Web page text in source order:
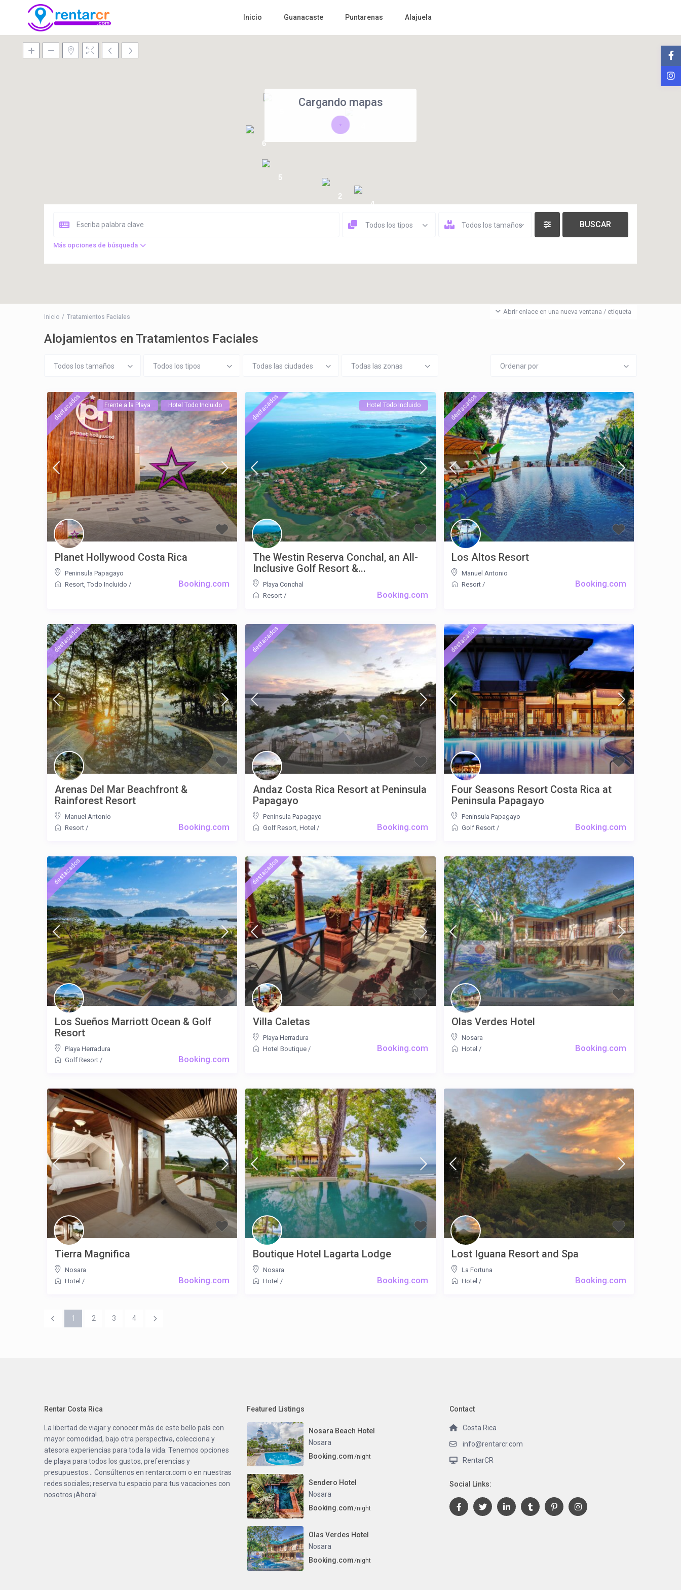
Inicio Guanacaste Puntarenas Alajuela
4
5
2
6
Cargando mapas
Abrir enlace en una nueva ventana / etiqueta
Todos los tipos Todos los tamaños
Más opciones de búsqueda
Inicio Tratamientos Faciales
Alojamientos en Tratamientos Faciales
Todos los tamaños Todos los tipos Todas las ciudades Todas las zonas Ordenar por
destacados Frente a la Playa Hotel Todo Incluido
Booking.com
Planet Hollywood Costa Rica
Peninsula Papagayo
Resort, Todo Incluido /
destacados Hotel Todo Incluido
Booking.com
The Westin Reserva Conchal, an All-
Inclusive Golf Resort &...
Playa Conchal
Resort /
destacados
Booking.com
Los Altos Resort
Manuel Antonio
Resort/
destacados
Booking.com
Arenas Del Mar Beachfront &
Rainforest Resort
Manuel Antonio
Resort/
destacados
Booking.com
Andaz Costa Rica Resort at Peninsula
Papagayo
Peninsula Papagayo
Golf Resort ,Hotel /
destacados
Booking.com
Four Seasons Resort Costa Rica at
Peninsula Papagayo
Peninsula Papagayo
Golf Resort/
destacados
Booking.com
Los Sueños Marriott Ocean & Golf
Resort
Playa Herradura
Golf Resort/
destacados
Booking.com
Villa Caletas
Playa Herradura
Hotel Boutique / Booking.com
Olas Verdes Hotel
Nosara
Hotel /
Booking.com
Tierra Magnifica
Nosara
Hotel / Booking.com
Boutique Hotel Lagarta Lodge
Nosara
Hotel / Booking.com
Lost Iguana Resort and Spa
La Fortuna
Hotel /
1 2 3 4
Rentar Costa Rica
La libertad de viajar y conocer más de este bello país con
mayor comodidad, bajo otra perspectiva, colecciona y
atesora experiencias para toda la vida. Tenemos opciones
de playa para todos los gustos, preferencias y
presupuestos… Consúltenos en rentarcr.com o en nuestras
redes sociales; reserva tu espacio para tus vacaciones con
nosotros ¡Ahora!
Featured Listings
Nosara Beach Hotel
Nosara
Booking.com/night
Sendero Hotel
Nosara
Booking.com/night
Olas Verdes Hotel
Nosara
Booking.com/night
Contact
Costa Rica
info@rentarcr.com
RentarCR
Social Links: